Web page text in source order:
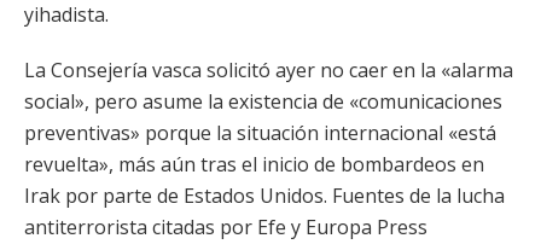
yihadista.
La Consejería vasca solicitó ayer no caer en la «alarma
social», pero asume la existencia de «comunicaciones
preventivas» porque la situación internacional «está
revuelta», más aún tras el inicio de bombardeos en
Irak por parte de Estados Unidos. Fuentes de la lucha
antiterrorista citadas por Efe y Europa Press